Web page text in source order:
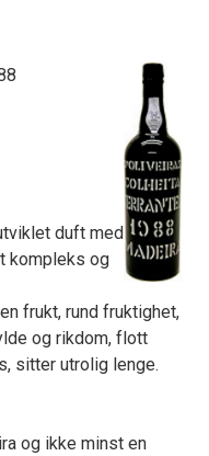
duft med
kompleks og
frukt, rund fruktighet,
og rikdom, flott
sitter utrolig lenge.
og ikke minst en